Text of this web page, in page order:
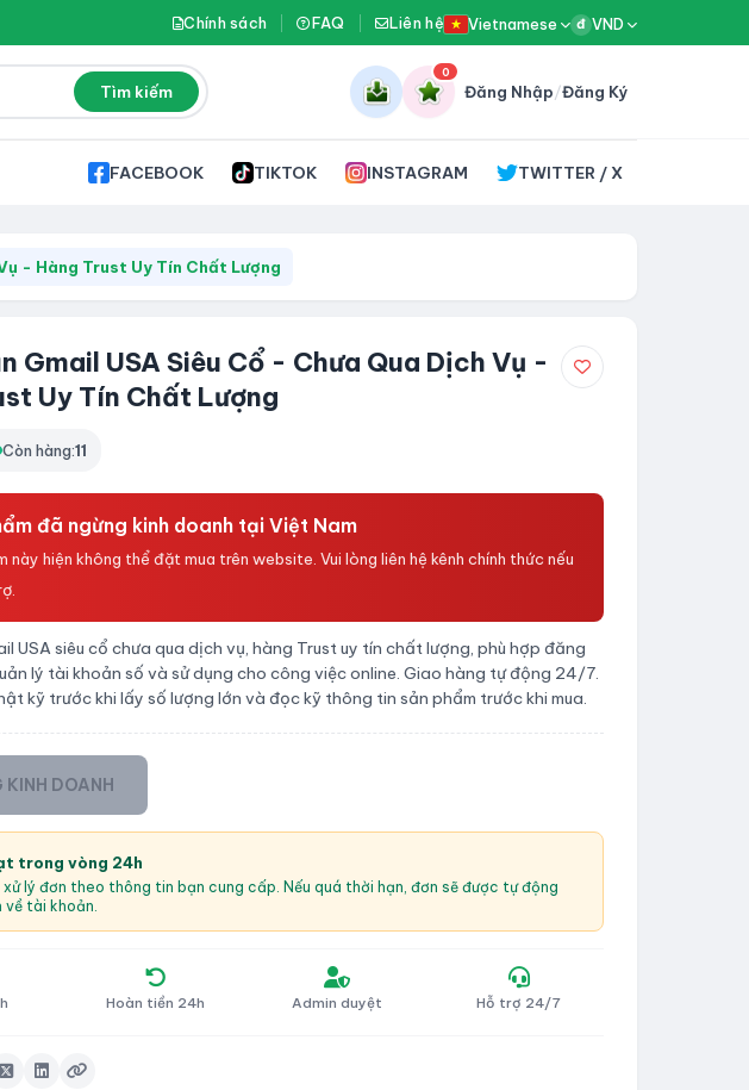
Chính sách FAQ Liên hệ Vietnamese đ VND
Tìm kiếm
0
Đăng Nhập/Đăng Ký
FACEBOOK TIKTOK INSTAGRAM TWITTER / X
- Hàng Trust Uy Tín Chất Lượng
Gmail USA Siêu Cổ - Chưa Qua Dịch Vụ -
Uy Tín Chất Lượng
Còn hàng:11
đã ngừng kinh doanh tại Việt Nam
này hiện không thể đặt mua trên website. Vui lòng liên hệ kênh chính thức nếu
USA siêu cổ chưa qua dịch vụ, hàng Trust uy tín chất lượng, phù hợp đăng
lý tài khoản số và sử dụng cho công việc online. Giao hàng tự động 24/7.
kỹ trước khi lấy số lượng lớn và đọc kỹ thông tin sản phẩm trước khi mua.
KINH DOANH
trong vòng 24h
xử lý đơn theo thông tin bạn cung cấp. Nếu quá thời hạn, đơn sẽ được tự động
về tài khoản.
Hoàn tiền 24h Admin duyệt Hỗ trợ 24/7